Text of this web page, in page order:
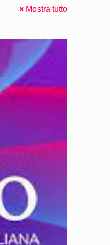
Mostra tutto